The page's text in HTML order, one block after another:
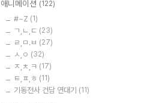
애니메이션 (122)
#~Z (1)
ㄱ,ㄴ,ㄷ (23)
ㄹ,ㅁ.ㅂ (27)
ㅅ,ㅇ (32)
ㅈ,ㅊ,ㅋ (17)
ㅌ,ㅍ,ㅎ (11)
기동전사 건담 연대기 (11)